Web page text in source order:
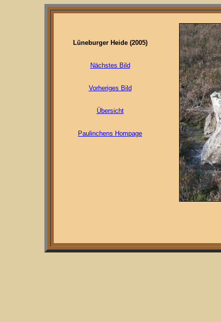
Lüneburger Heide (2005)
Nächstes Bild
Vorheriges Bild
Übersicht
Paulinchens Hompage